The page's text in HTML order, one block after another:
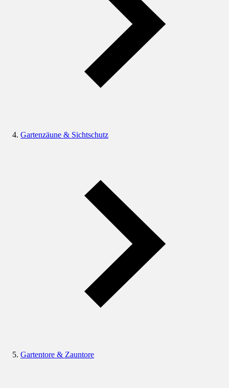
Gartenzäune & Sichtschutz
Gartentore & Zauntore